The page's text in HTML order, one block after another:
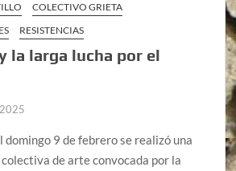
COLECTIVO GRIETA
RESISTENCIAS
la larga lucha por el
9 de febrero se realizó una
de arte convocada por la